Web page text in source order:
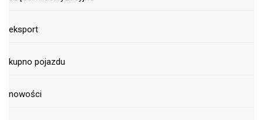
eksport
kupno pojazdu
nowości